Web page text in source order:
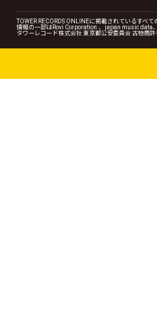
TOWER RECORDS ONLINEに掲載されているすべ
情報の一部はRovi Corporation.、japan music data
タワーレコード株式会社 東京都公安委員会 古物商